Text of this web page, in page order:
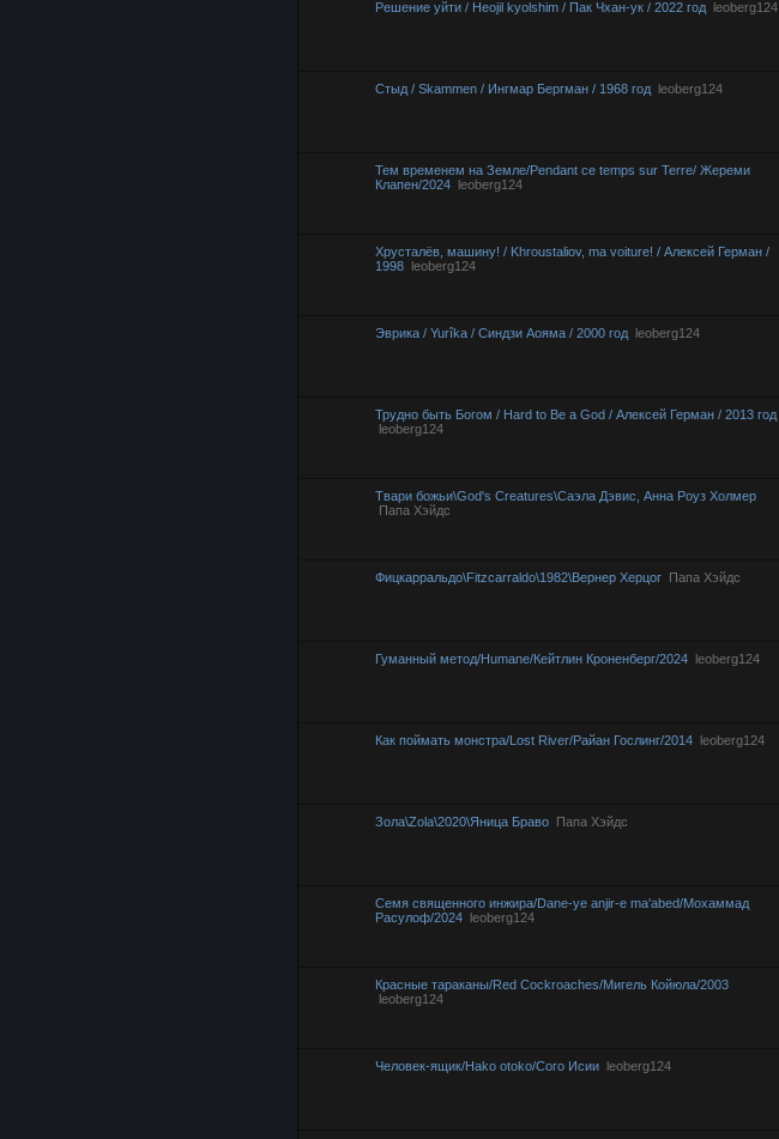
Решение уйти / Heojil kyolshim / Пак Чхан-ук / 2022 год
leoberg124
Стыд / Skammen / Ингмар Бергман / 1968 год
leoberg124
Тем временем на Земле/Pendant ce temps sur Terre/ Жереми
Клапен/2024
leoberg124
Хрусталёв, машину! / Khroustaliov, ma voiture! / Алексей Герман /
1998
leoberg124
Эврика / Yurîka / Синдзи Аояма / 2000 год
leoberg124
Трудно быть Богом / Hard to Be a God / Алексей Герман / 2013 год
leoberg124
Твари божьи\God's Creatures\Саэла Дэвис, Анна Роуз Холмер
Папа Хэйдс
Фицкарральдо\Fitzcarraldo\1982\Вернер Херцог
Папа Хэйдс
Гуманный метод/Humane/Кейтлин Кроненберг/2024
leoberg124
Как поймать монстра/Lost River/Райан Гослинг/2014
leoberg124
Зола\Zola\2020\Яница Браво
Папа Хэйдс
Семя священного инжира/Dane-ye anjir-e ma'abed/Мохаммад
Расулоф/2024
leoberg124
Красные тараканы/Red Cockroaches/Мигель Койюла/2003
leoberg124
Человек-ящик/Hako otoko/Сого Исии
leoberg124